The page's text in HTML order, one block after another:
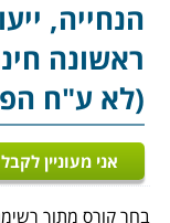
הנחייה,
ראשונה
(לא ע"ח
אני מעוניין
בחר קורס מתוך